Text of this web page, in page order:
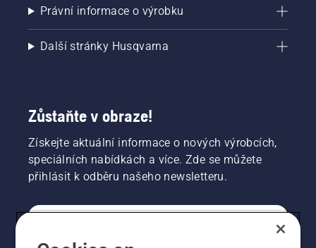
Právní informace o výrobku
Další stránky Husqvarna
Zůstaňte v obraze!
Získejte aktuální informace o nových výrobcích,
speciálních nabídkách a více. Zde se můžete
přihlásit k odběru našeho newsletteru.